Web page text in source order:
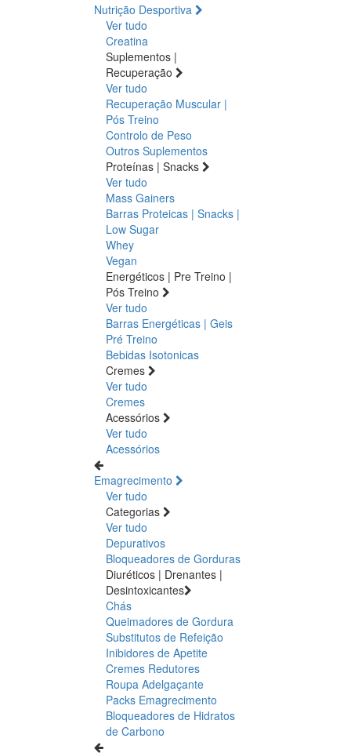
Nutrição Desportiva
Ver tudo
Creatina
Suplementos |
Recuperação
Ver tudo
Recuperação Muscular |
Pós Treino
Controlo de Peso
Outros Suplementos
Proteínas | Snacks
Ver tudo
Mass Gainers
Barras Proteicas | Snacks |
Low Sugar
Whey
Vegan
Energéticos | Pre Treino |
Pós Treino
Ver tudo
Barras Energéticas | Geis
Pré Treino
Bebidas Isotonicas
Cremes
Ver tudo
Cremes
Acessórios
Ver tudo
Acessórios
Emagrecimento
Ver tudo
Categorias
Ver tudo
Depurativos
Bloqueadores de Gorduras
Diuréticos | Drenantes |
Desintoxicantes
Chás
Queimadores de Gordura
Substitutos de Refeição
Inibidores de Apetite
Cremes Redutores
Roupa Adelgaçante
Packs Emagrecimento
Bloqueadores de Hidratos
de Carbono